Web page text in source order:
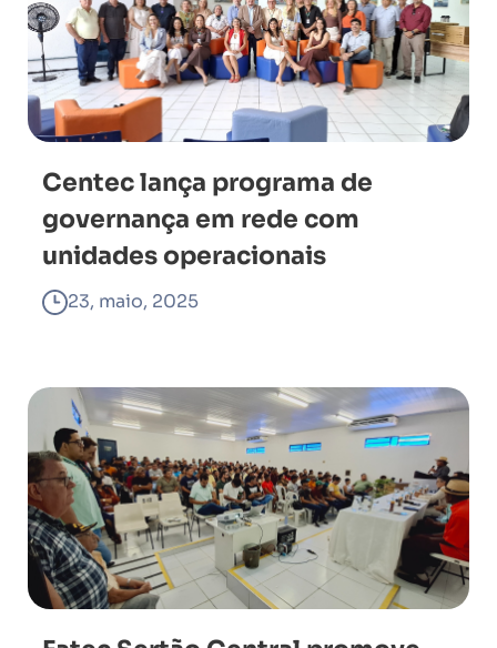
Centec lança programa de
governança em rede com
unidades operacionais
23, maio, 2025